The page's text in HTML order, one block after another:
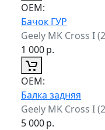
ОЕМ:
Бачок ГУР
Geely MK Cross I
1 000р.
ОЕМ:
Балка задняя
Geely MK Cross I
5 000р.